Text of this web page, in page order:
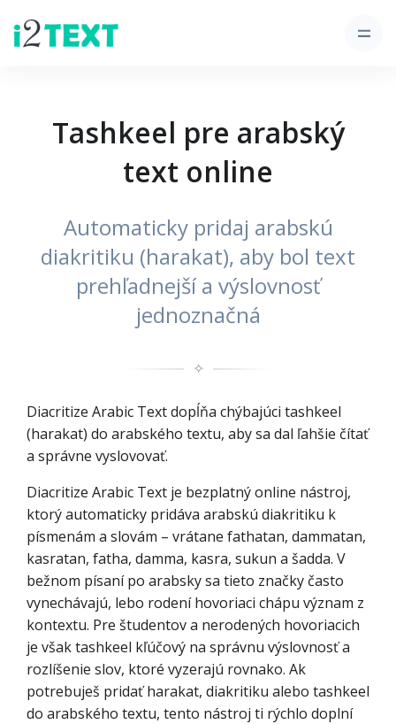
Tashkeel pre arabský
text online
Automaticky pridaj arabskú
diakritiku (harakat), aby bol text
prehľadnejší a výslovnosť
jednoznačná
✧
Diacritize Arabic Text dopĺňa chýbajúci tashkeel
(harakat) do arabského textu, aby sa dal ľahšie čítať
a správne vyslovovať.
Diacritize Arabic Text je bezplatný online nástroj,
ktorý automaticky pridáva arabskú diakritiku k
písmenám a slovám – vrátane fathatan, dammatan,
kasratan, fatha, damma, kasra, sukun a šadda. V
bežnom písaní po arabsky sa tieto značky často
vynechávajú, lebo rodení hovoriaci chápu význam z
kontextu. Pre študentov a nerodených hovoriacich
je však tashkeel kľúčový na správnu výslovnosť a
rozlíšenie slov, ktoré vyzerajú rovnako. Ak
potrebuješ pridať harakat, diakritiku alebo tashkeel
do arabského textu, tento nástroj ti rýchlo doplní